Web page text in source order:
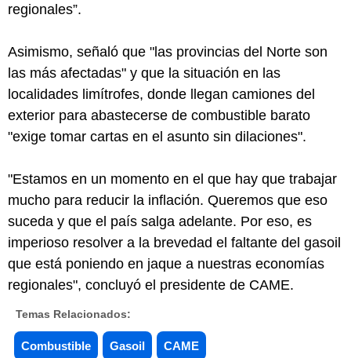
regionales”.
Asimismo, señaló que "las provincias del Norte son
las más afectadas" y que la situación en las
localidades limítrofes, donde llegan camiones del
exterior para abastecerse de combustible barato
"exige tomar cartas en el asunto sin dilaciones".
"Estamos en un momento en el que hay que trabajar
mucho para reducir la inflación. Queremos que eso
suceda y que el país salga adelante. Por eso, es
imperioso resolver a la brevedad el faltante del gasoil
que está poniendo en jaque a nuestras economías
regionales", concluyó el presidente de CAME.
Temas Relacionados:
Combustible Gasoil CAME